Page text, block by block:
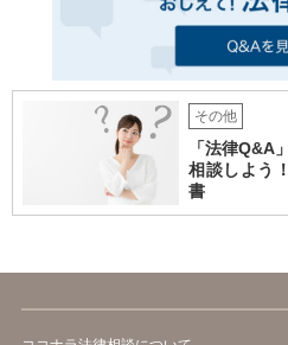
その他
「法律Q&A
相談しよう
書